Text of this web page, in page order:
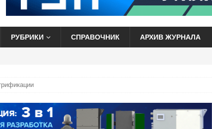
РУБРИКИ СПРАВОЧНИК АРХИВ ЖУРНАЛА